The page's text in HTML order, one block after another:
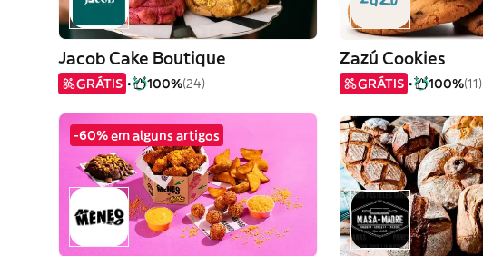
Jacob Cake Boutique
GRÁTIS 100%(24)
Zazú Cookies
GRÁTIS 100%(11)
-60% em alguns artigos